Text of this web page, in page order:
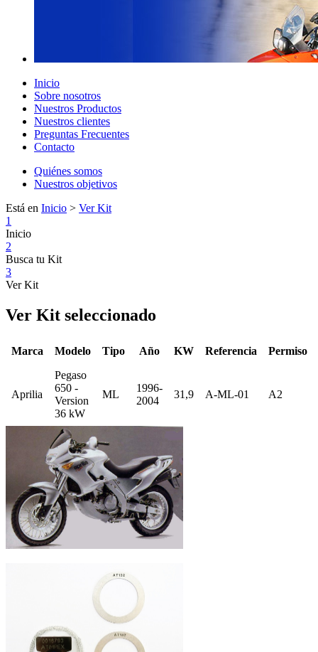
Inicio
Sobre nosotros
Nuestros Productos
Nuestros clientes
Preguntas Frecuentes
Contacto
Quiénes somos
Nuestros objetivos
Está en Inicio > Ver Kit
1
Inicio
2
Busca tu Kit
3
Ver Kit
Ver Kit seleccionado
Marca Modelo Tipo Año KW Referencia Permiso
Aprilia
Pegaso
650 -
Version
36 kW
ML
1996-
2004
31,9 A-ML-01 A2